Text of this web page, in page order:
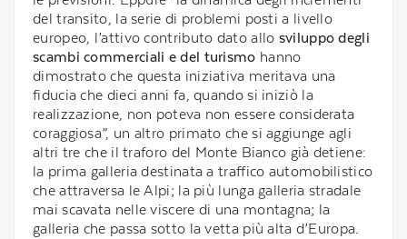
del transito, la serie di problemi posti a livello
europeo, l’attivo contributo dato allo sviluppo degli
scambi commerciali e del turismo hanno
dimostrato che questa iniziativa meritava una
fiducia che dieci anni fa, quando si iniziò la
realizzazione, non poteva non essere considerata
coraggiosa”, un altro primato che si aggiunge agli
altri tre che il traforo del Monte Bianco già detiene:
la prima galleria destinata a traffico automobilistico
che attraversa le Alpi; la più lunga galleria stradale
mai scavata nelle viscere di una montagna; la
galleria che passa sotto la vetta più alta d’Europa.